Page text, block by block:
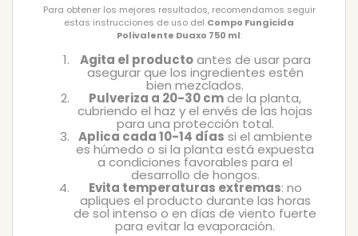
Para obtener los mejores resultados, recomendamos seguir
estas instrucciones de uso del Compo Fungicida
Polivalente Duaxo 750 ml:
Agita el productoantes de usar para
asegurar que los ingredientes estén
bien mezclados.
Pulveriza a 20-30 cmde la planta,
cubriendo el haz y el envés de las hojas
para una protección total.
Aplica cada 10-14 días si el ambiente
es húmedo o si la planta está expuesta
a condiciones favorables para el
desarrollo de hongos.
Evita temperaturas extremas: no
apliques el producto durante las horas
de sol intenso o en días de viento fuerte
para evitar la evaporación.